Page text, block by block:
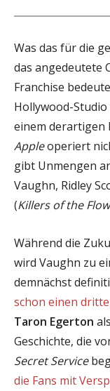
Was das für die
das angedeutete
Franchise
Hollywood-Studio
einem derartigen
Appleoperiert
gibt Unmengen
Vaughn, Ridley
(Killers of the
Während die
wird Vaughn zu
demnächst
schon einen
Taron Egerton
Geschichte, die
Secret Service
die Fans mit